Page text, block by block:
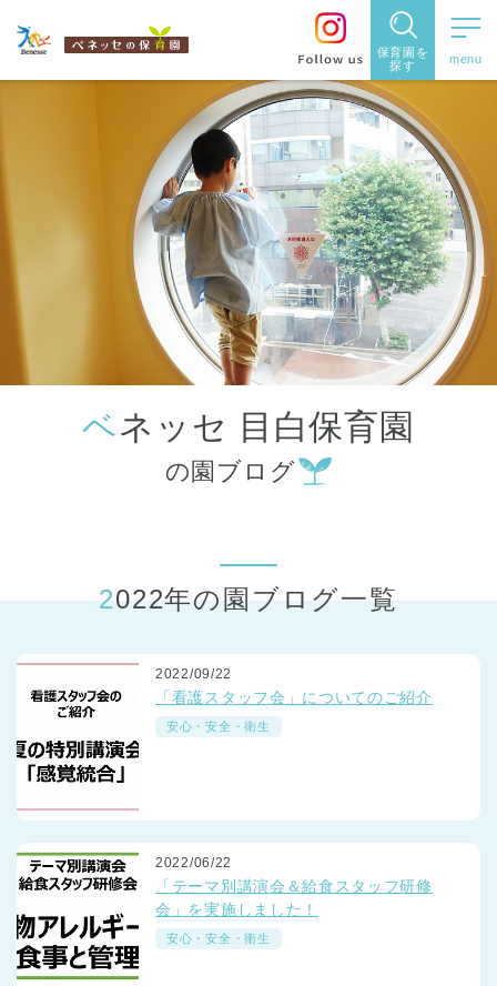
保育園を
探す
保育園を探す
住所・駅
名から探
す
都道府県
から探す
ベネッセ 目白保育園
の園ブログ
2022年の園ブログ一覧
2022/09/22
「看護スタッフ会」についてのご紹介
安心・安全・衛生
2022/06/22
「テーマ別講演会＆給食スタッフ研修
会」を実施しました！
安心・安全・衛生